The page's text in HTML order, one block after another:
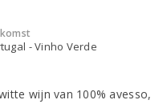
- Vinho Verde
wijn van 100% avesso,